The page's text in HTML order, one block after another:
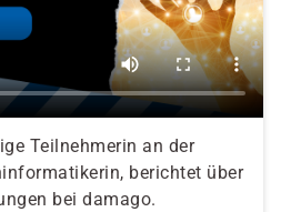
Teilnehmerin an der
berichtet über
bei damago.